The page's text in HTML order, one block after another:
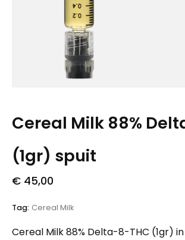
Cereal Milk 88%
(1gr) spuit
€ 45,00
Tag: Cereal Milk
Cereal Milk 88% Delta-8-THC (1gr)